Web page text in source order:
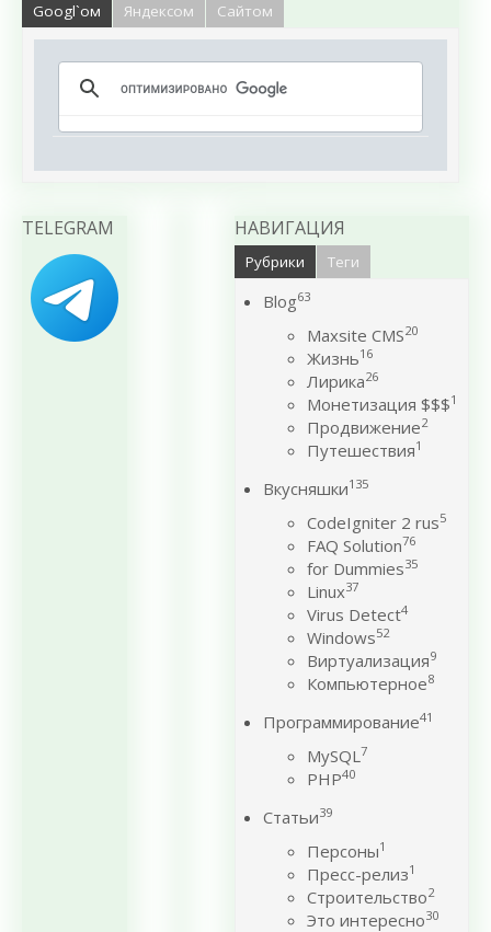
Googl`ом Яндексом Сайтом
TELEGRAM НАВИГАЦИЯ
Рубрики Теги
Blog63
Maxsite CMS20
Жизнь16
Лирика26
Монетизация $$$1
Продвижение2
Путешествия1
Вкусняшки135
CodeIgniter 2 rus5
FAQ Solution76
for Dummies35
Linux37
Virus Detect4
Windows52
Виртуализация9
Компьютерное8
Программирование41
MySQL7
PHP40
Статьи39
Персоны1
Пресс-релиз1
Строительство2
Это интересно30